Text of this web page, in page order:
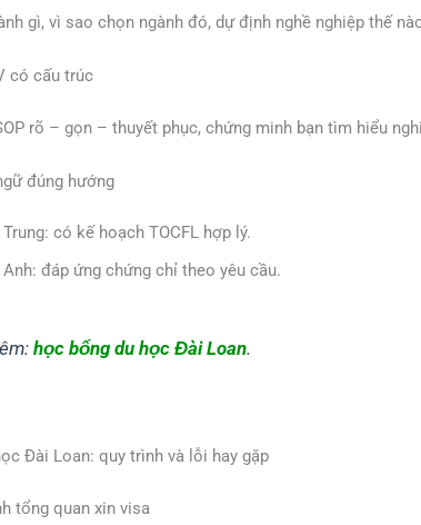
gì, vì sao chọn ngành đó, dự định nghề nghiệp thế
có cấu trúc
rõ – gọn – thuyết phục, chứng minh bạn tìm hiểu
đúng hướng
có kế hoạch TOCFL hợp lý.
đáp ứng chứng chỉ theo yêu cầu.
học bổng du học Đài Loan.
Đài Loan: quy trình và lỗi hay gặp
tổng quan xin visa